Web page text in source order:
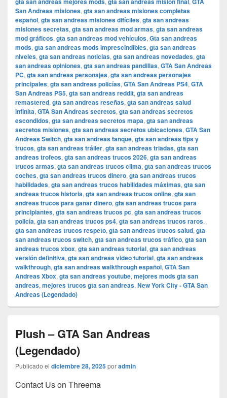
San Andreas misiones, gta san andreas misiones completas
español, gta san andreas misiones difíciles, gta san andreas
misiones secretas, gta san andreas mod armas, gta san andreas
mod gráficos, gta san andreas mod vehículos, Gta san andreas
mods, gta san andreas mods imprescindibles, gta san andreas
niveles, gta san andreas noticias, gta san andreas novedades, gta
san andreas opiniones, gta san andreas pandillas, GTA San Andreas
PC, gta san andreas personajes, gta san andreas personajes
principales, gta san andreas policías, GTA San Andreas PS4, GTA
San Andreas PS5, gta san andreas reddit, gta san andreas
remastered, gta san andreas reseñas, gta san andreas salud
infinita, GTA San Andreas secretos, gta san andreas secretos
escondidos, gta san andreas secretos mapa, gta san andreas
secretos misiones, gta san andreas secretos ubicaciones, GTA San
Andreas Switch, gta san andreas tanque, gta san andreas tips y
trucos, gta san andreas tráiler, gta san andreas triadas, gta san
andreas trofeos, gta san andreas trucos 2026, gta san andreas
trucos armas, gta san andreas trucos clima, gta san andreas trucos
coches, gta san andreas trucos dinero, gta san andreas trucos
habilidades, gta san andreas trucos habilidades máximas, gta san
andreas trucos historia, gta san andreas trucos online, gta san
andreas trucos para ganar dinero, gta san andreas trucos para
principiantes, gta san andreas trucos pc, gta san andreas trucos
policía, gta san andreas trucos ps4, gta san andreas trucos raros,
gta san andreas trucos respeto, gta san andreas trucos salud, gta
san andreas trucos switch, gta san andreas trucos tráfico, gta san
andreas trucos xbox, gta san andreas tutorial, gta san andreas
versión definitiva, gta san andreas video tutorial, gta san andreas
walkthrough, gta san andreas walkthrough español, GTA San
Andreas Xbox, gta san andreas youtube, mejores mods gta san
andreas, mejores trucos gta san andreas, New York City - GTA San
Andreas (Legendado)
Plush – GTA San Andreas
(Legendado)
Publicado el diciembre 28, 2025poradmin
Contact Us on Threema